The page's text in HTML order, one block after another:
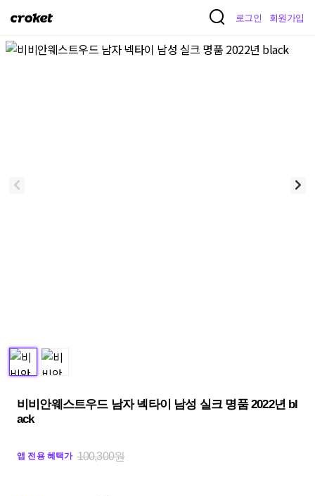
크
켓
로그인 회원가입
비비안웨스트우드 남자 넥타이 남성 실크 명품 2022년 bl
ack
앱 전용 혜택가 100,300원